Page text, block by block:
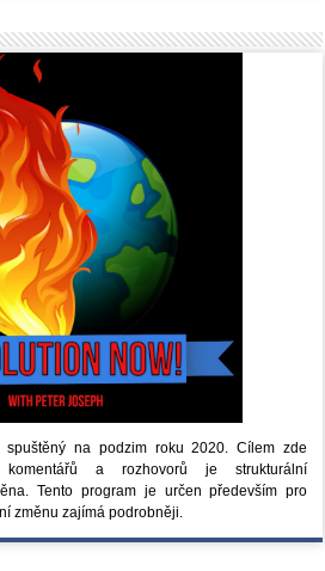
spuštěný na podzim roku 2020.Cílem zde
komentářů a rozhovorů je strukturální
Tento program je určen především pro
změnu zajímá podrobněji.